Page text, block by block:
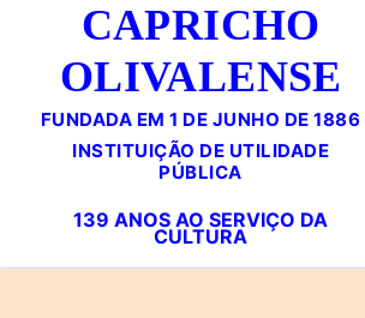
CAPRICHO
OLIVALENSE
FUNDADA EM 1 DE JUNHO DE 1886